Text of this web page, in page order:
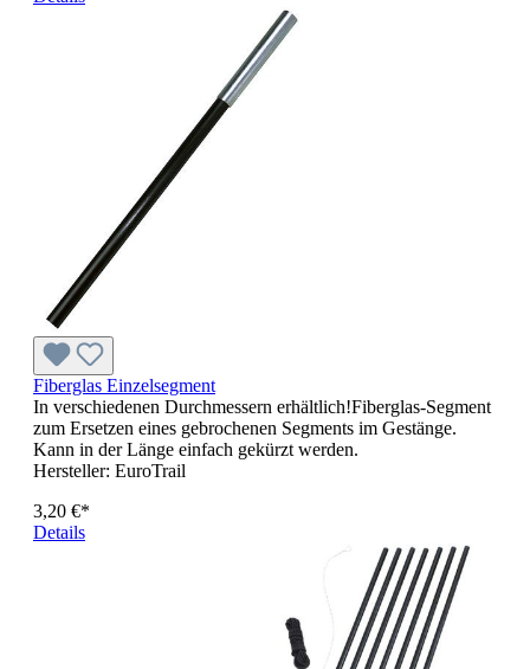
Fiberglas Einzelsegment
In verschiedenen Durchmessern erhältlich!Fiberglas-Segment
zum Ersetzen eines gebrochenen Segments im Gestänge.
Kann in der Länge einfach gekürzt werden.
Hersteller: EuroTrail
3,20 €*
Details